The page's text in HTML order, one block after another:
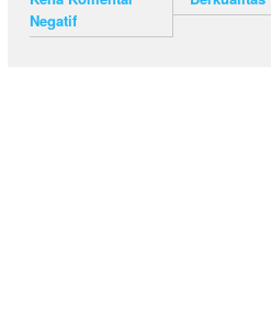
Negatif